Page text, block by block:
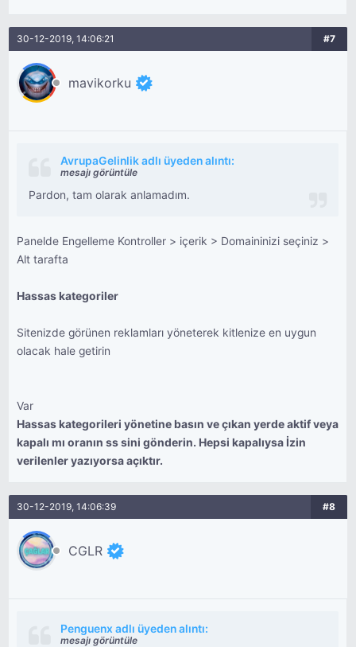
30-12-2019, 14:06:21 #7
mavikorku
AvrupaGelinlik adlı üyeden alıntı:
mesajı görüntüle
Pardon, tam olarak anlamadım.
Panelde Engelleme Kontroller > içerik > Domaininizi seçiniz >
Alt tarafta
Hassas kategoriler
Sitenizde görünen reklamları yöneterek kitlenize en uygun
olacak hale getirin
Var
Hassas kategorileri yönetine basın ve çıkan yerde aktif veya
kapalı mı oranın ss sini gönderin. Hepsi kapalıysa İzin
verilenler yazıyorsa açıktır.
30-12-2019, 14:06:39 #8
CGLR
Penguenx adlı üyeden alıntı:
mesajı görüntüle